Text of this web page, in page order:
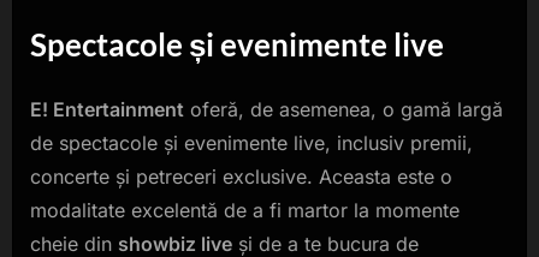
Spectacole și evenimente live
E! Entertainment oferă, de asemenea, o gamă largă
de spectacole și evenimente live, inclusiv premii,
concerte și petreceri exclusive. Aceasta este o
modalitate excelentă de a fi martor la momente
cheie din showbiz live și de a te bucura de